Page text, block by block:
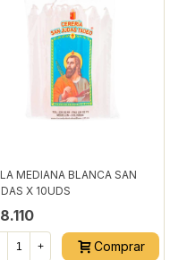
MEDIANA BLANCA SAN
X 10UDS
+ Comprar